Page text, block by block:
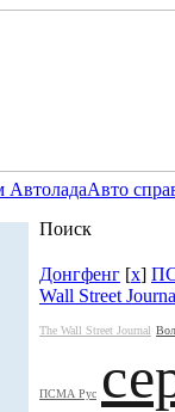
АвтоладаАвто
Поиск
Донгфенг [x]
Wall Street
The Wall Street Journal
ПСМА Рус